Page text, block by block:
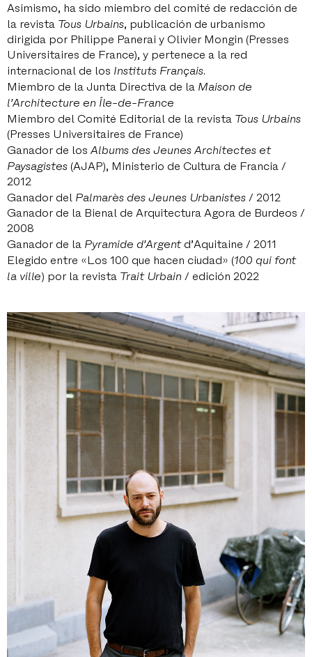
Asimismo, ha sido miembro del comité de redacción de
la revista Tous Urbains, publicación de urbanismo
dirigida por Philippe Panerai y Olivier Mongin (Presses
Universitaires de France), y pertenece a la red
internacional de los Instituts Français.
Miembro de la Junta Directiva de la Maison de
l’Architecture en Île-de-France
Miembro del Comité Editorial de la revista Tous Urbains
(Presses Universitaires de France)
Ganador de los Albums des Jeunes Architectes et
Paysagistes (AJAP), Ministerio de Cultura de Francia /
2012
Ganador del Palmarès des Jeunes Urbanistes / 2012
Ganador de la Bienal de Arquitectura Agora de Burdeos /
2008
Ganador de la Pyramide d’Argentd’Aquitaine / 2011
Elegido entre «Los 100 que hacen ciudad» (100 qui font
la ville) por la revista Trait Urbain / edición 2022